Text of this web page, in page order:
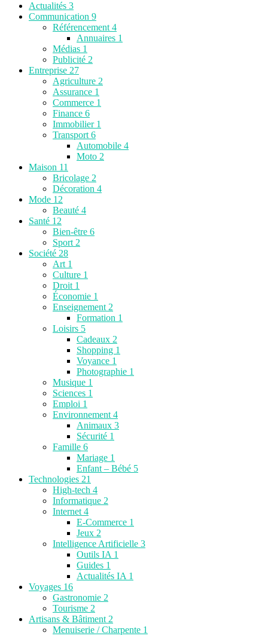
Actualités 3
Communication 9
Référencement 4
Annuaires 1
Médias 1
Publicité 2
Entreprise 27
Agriculture 2
Assurance 1
Commerce 1
Finance 6
Immobilier 1
Transport 6
Automobile 4
Moto 2
Maison 11
Bricolage 2
Décoration 4
Mode 12
Beauté 4
Santé 12
Bien-être 6
Sport 2
Société 28
Art 1
Culture 1
Droit 1
Économie 1
Enseignement 2
Formation 1
Loisirs 5
Cadeaux 2
Shopping 1
Voyance 1
Photographie 1
Musique 1
Sciences 1
Emploi 1
Environnement 4
Animaux 3
Sécurité 1
Famille 6
Mariage 1
Enfant – Bébé 5
Technologies 21
High-tech 4
Informatique 2
Internet 4
E-Commerce 1
Jeux 2
Intelligence Artificielle 3
Outils IA 1
Guides 1
Actualités IA 1
Voyages 16
Gastronomie 2
Tourisme 2
Artisans & Bâtiment 2
Menuiserie / Charpente 1